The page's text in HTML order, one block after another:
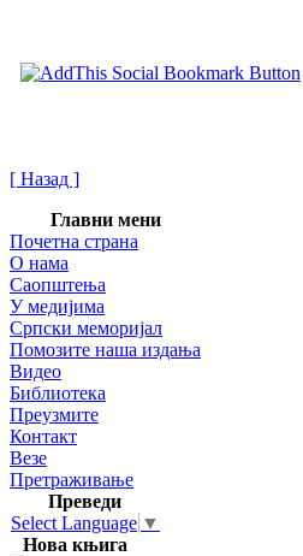
[ Назад ]
Главни мени
Почетна страна
О нама
Саопштења
У медијима
Српски меморијал
Помозите наша издања
Видео
Библиотека
Преузмите
Контакт
Везе
Претраживање
Преведи
Select Language ▼
Нова књига